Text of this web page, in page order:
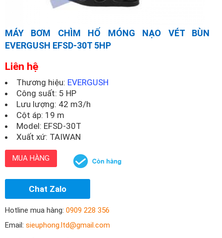
MÁY BƠM CHÌM HỐ MÓNG NẠO VÉT BÙN
EVERGUSH EFSD-30T 5HP
Liên hệ
Thương hiệu: EVERGUSH
Công suất: 5 HP
Lưu lượng: 42 m3/h
Cột áp: 19 m
Model: EFSD-30T
Xuất xứ: TAIWAN
MUA HÀNG
Chat Zalo
Hotline mua hàng: 0909 228 356
Email: sieuphong.ltd@gmail.com